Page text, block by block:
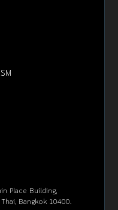
Place Building,
Bangkok 10400.